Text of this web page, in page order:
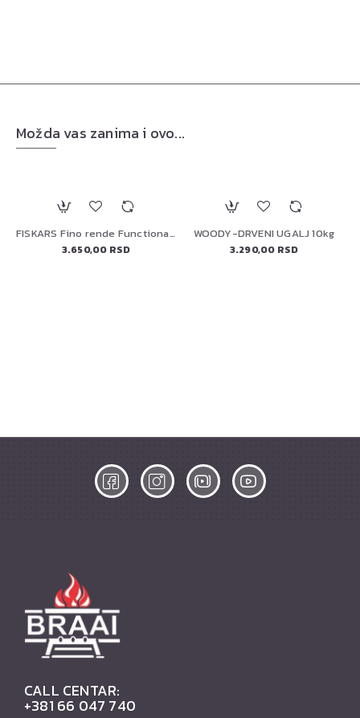
Možda vas zanima i ovo...
FISKARS Fino rende FunctionalForm, 1014412
3.650,00 RSD
WOODY-DRVENI UGALJ 10kg
3.290,00 RSD
CALL CENTAR:
+381 66 047 740